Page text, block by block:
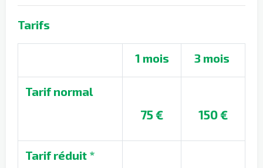
Tarifs
1 mois 3 mois
Tarif normal
75 € 150 €
Tarif réduit *